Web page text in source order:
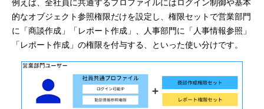
例えば、全社員に共通するプロファイルにはログイン制御や基本
的なオブジェクト参照権限だけを設定し、権限セットで営業部門
に「商談作成」「レポート作成」、人事部門に「人事情報参照」
「レポート作成」の権限を付与する、といった使い分けです。